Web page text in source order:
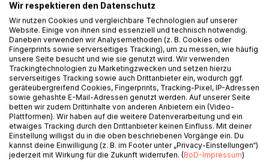
Warum ist das Müllauto immer so traurig, wenn es durch die
Straßen unserer Stadt fährt?
Und wollt ihr wissen, was der alte Wolf Rosi und Sebastian
erzähl?
Ihr könnt aber auch von den Erlebnissen des kleinen
Wassertropfens in unserem Gartenteich hören. oder wie
ein einfaches weißes Blatt Papier der kleinen Hannah eine
große Freude bereitet.
Ihr erfahrt wie sich die Ziege durch ihre Gier ins Unglück
stürzt und warum es auch Raubtiere auf der Erde gibt.
Aber kennt ihr den Grund, warum Gespenster des Nachts
heulen?
Wir respektieren den Datenschutz
Wir nutzen Cookies und vergleichbare Technologien auf unserer
Website. Einige von ihnen sind essenziell und technisch notwendig.
Daneben verwenden wir Analysemethoden (z. B. Cookies oder
Fingerprints sowie serverseitiges Tracking), um zu messen, wie häufig
unsere Seite besucht und wie sie genutzt wird. Wir verwenden
Trackingtechnologien zu Marketingzwecken und setzen hierzu
serverseitiges Tracking sowie auch Drittanbieter ein, wodurch ggf.
geräteübergreifend Cookies, Fingerprints, Tracking-Pixel, IP-Adressen
sowie gehashte E-Mail-Adressen genutzt werden. Auf unserer Seite
betten wir zudem Drittinhalte von anderen Anbietern ein (Video-
Plattformen). Wir haben auf die weitere Datenverarbeitung und ein
etwaiges Tracking durch den Drittanbieter keinen Einfluss. Mit deiner
Einstellung willigst du in die oben beschriebenen Vorgänge ein. Du
kannst deine Einwilligung (z. B. im Footer unter „Privacy-Einstellungen“)
jederzeit mit Wirkung für die Zukunft widerrufen. (BoD-Impressum)